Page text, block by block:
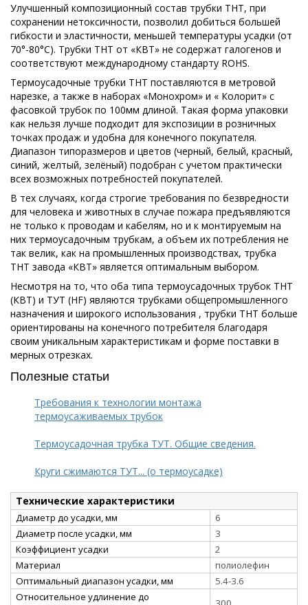
Улучшенный композиционный состав трубки ТНТ, при
сохранении нетоксичности, позволил добиться большей
гибкости и эластичности, меньшей температуры усадки (от
70°-80°С). Трубки ТНТ от «КВТ» не содержат галогенов и
соответствуют международному стандарту ROHS.
Термоусадочные трубки ТНТ поставляются в метровой
нарезке, а также в наборах «Монохром» и « Колорит» с
фасовкой трубок по 100мм длиной. Такая форма упаковки
как нельзя лучше подходит для экспозиции в розничных
точках продаж и удобна для конечного покупателя.
Диапазон типоразмеров и цветов (черный, белый, красный,
синий, желтый, зелёный) подобран с учетом практически
всех возможных потребностей покупателей.
В тех случаях, когда строгие требования по безвредности
для человека и животных в случае пожара предъявляются
не только к проводам и кабелям, но и к монтируемым на
них термоусадочным трубкам, а объем их потребления не
так велик, как на промышленных производствах, трубка
ТНТ завода «КВТ» является оптимальным выбором.
Несмотря на то, что оба типа термоусадочных трубок ТНТ
(КВТ) и ТУТ (HF) являются трубками общепромышленного
назначения и широкого использования , трубки ТНТ больше
ориентированы на конечного потребителя благодаря
своим уникальным характеристикам и форме поставки в
мерных отрезках.
Полезные статьи
Требования к технологии монтажа
термоусаживаемых трубок
Термоусадочная трубка ТУТ. Общие сведения.
Круги сжимаются ТУТ... (о термоусадке)
Технические характеристики
Диаметр до усадки, мм
6
Диаметр после усадки, мм
3
Коэффициент усадки
2
Материал
полиолефин
Оптимальный диапазон усадки, мм
5.4-3.6
Относительное удлинение до